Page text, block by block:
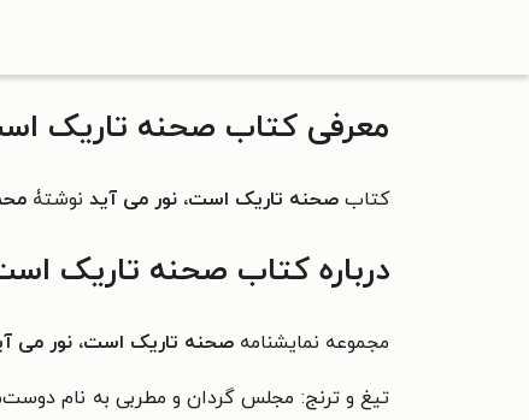
معرفی کتاب صحنه تاریک
کتاب صحنه تاریک است، نور می آید نوشتۀ
درباره کتاب صحنه تاریک
مجموعه نمایشنامه صحنه تاریک است، نور می
تیغ و ترنج: مجلس گردان و مطربی به نام